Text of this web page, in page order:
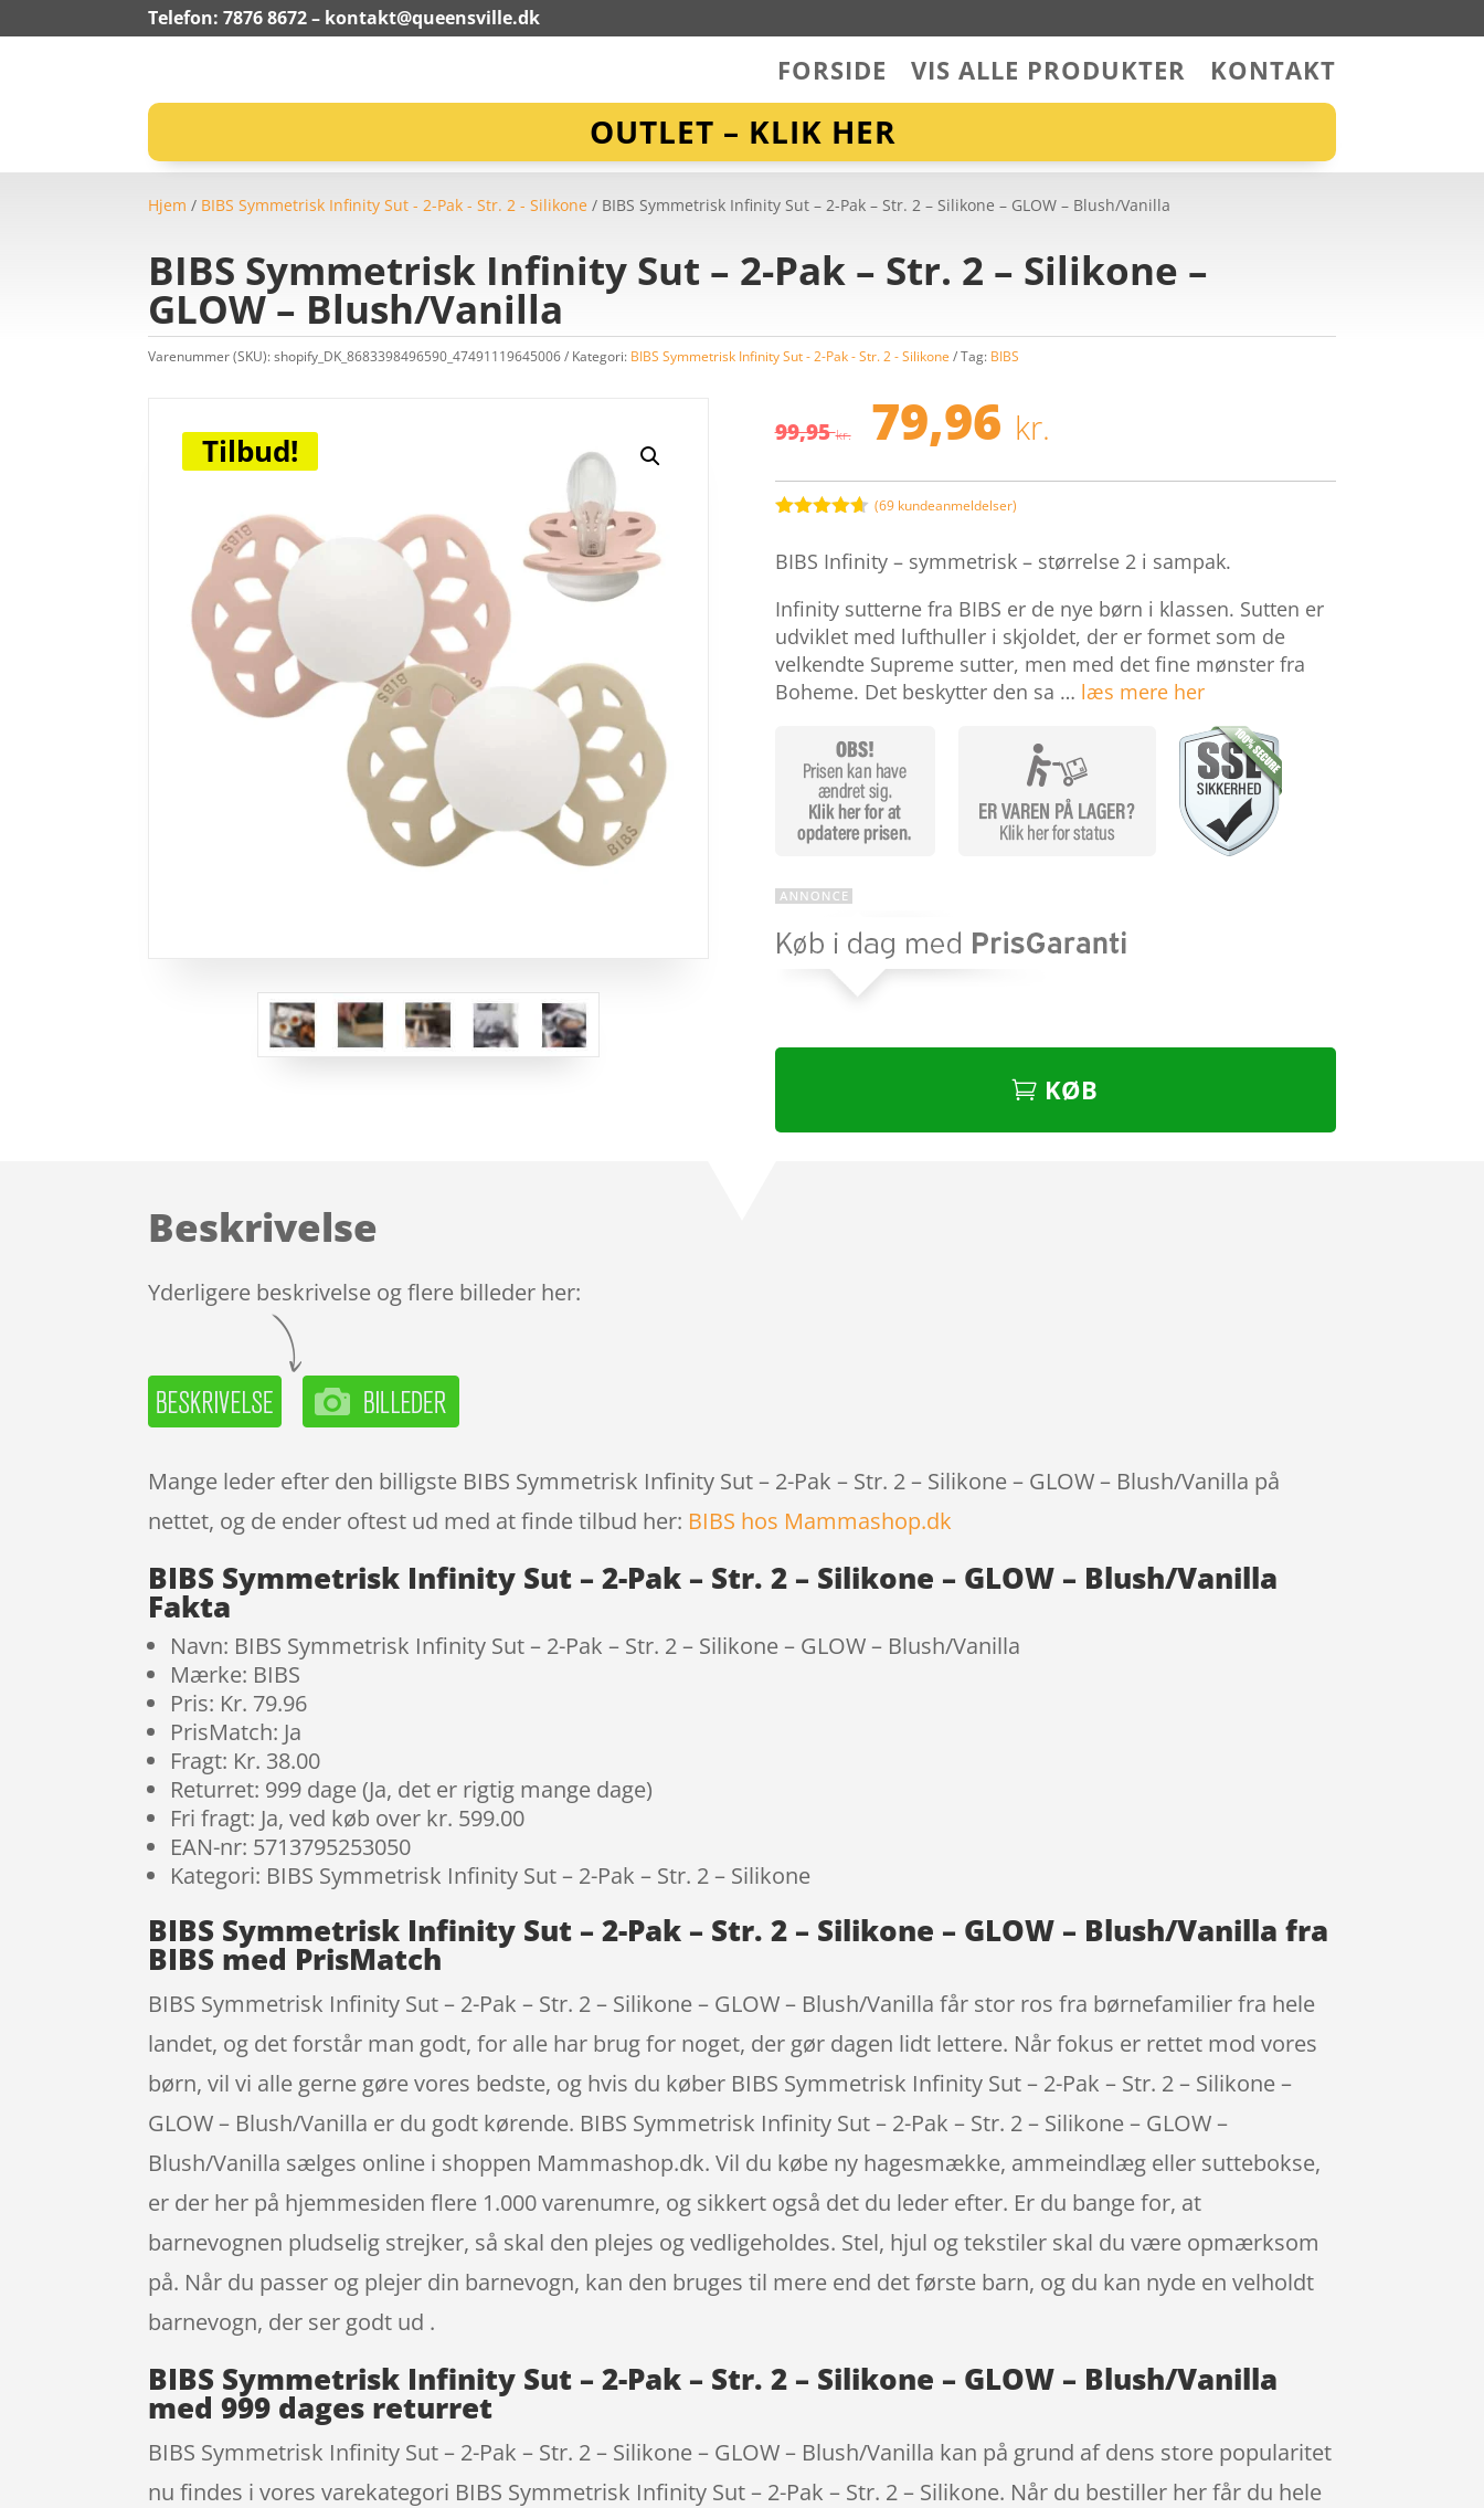
Telefon: 7876 8672 – kontakt@queensville.dk
FORSIDE VIS ALLE PRODUKTER KONTAKT
OUTLET – KLIK HER
Hjem / BIBS Symmetrisk Infinity Sut - 2-Pak - Str. 2 - Silikone / BIBS Symmetrisk Infinity Sut – 2-Pak – Str. 2 – Silikone – GLOW – Blush/Vanilla
BIBS Symmetrisk Infinity Sut – 2-Pak – Str. 2 – Silikone –
GLOW – Blush/Vanilla
Varenummer (SKU):shopify_DK_8683398496590_47491119645006 Kategori: BIBS Symmetrisk Infinity Sut - 2-Pak - Str. 2 - Silikone Tag: BIBS
Tilbud! 99,95kr. Den
oprindelige
pris
var:
99,95 kr..
79,96 kr.pris
er:
79,96 kr..
ud af 5
kundebedø
mmelser
(69kundeanmeldelser)
BIBS Infinity – symmetrisk – størrelse 2 i sampak.
Infinity sutterne fra BIBS er de nye børn i klassen. Sutten er
udviklet med lufthuller i skjoldet, der er formet som de
velkendte Supreme sutter, men med det fine mønster fra
Boheme. Det beskytter den sa … læs mere her
KØB
Beskrivelse
Yderligere beskrivelse og flere billeder her:
Mange leder efter den billigste BIBS Symmetrisk Infinity Sut – 2-Pak – Str. 2 – Silikone – GLOW – Blush/Vanilla på
nettet, og de ender oftest ud med at finde tilbud her: BIBS hos Mammashop.dk
BIBS Symmetrisk Infinity Sut – 2-Pak – Str. 2 – Silikone – GLOW – Blush/Vanilla
Fakta
Navn: BIBS Symmetrisk Infinity Sut – 2-Pak – Str. 2 – Silikone – GLOW – Blush/Vanilla
Mærke: BIBS
Pris: Kr. 79.96
PrisMatch: Ja
Fragt: Kr. 38.00
Returret: 999 dage (Ja, det er rigtig mange dage)
Fri fragt: Ja, ved køb over kr. 599.00
EAN-nr: 5713795253050
Kategori: BIBS Symmetrisk Infinity Sut – 2-Pak – Str. 2 – Silikone
BIBS Symmetrisk Infinity Sut – 2-Pak – Str. 2 – Silikone – GLOW – Blush/Vanilla fra
BIBS med PrisMatch
BIBS Symmetrisk Infinity Sut – 2-Pak – Str. 2 – Silikone – GLOW – Blush/Vanilla får stor ros fra børnefamilier fra hele
landet, og det forstår man godt, for alle har brug for noget, der gør dagen lidt lettere. Når fokus er rettet mod vores
børn, vil vi alle gerne gøre vores bedste, og hvis du køber BIBS Symmetrisk Infinity Sut – 2-Pak – Str. 2 – Silikone –
GLOW – Blush/Vanilla er du godt kørende. BIBS Symmetrisk Infinity Sut – 2-Pak – Str. 2 – Silikone – GLOW –
Blush/Vanilla sælges online i shoppen Mammashop.dk. Vil du købe ny hagesmække, ammeindlæg eller suttebokse,
er der her på hjemmesiden flere 1.000 varenumre, og sikkert også det du leder efter. Er du bange for, at
barnevognen pludselig strejker, så skal den plejes og vedligeholdes. Stel, hjul og tekstiler skal du være opmærksom
på. Når du passer og plejer din barnevogn, kan den bruges til mere end det første barn, og du kan nyde en velholdt
barnevogn, der ser godt ud .
BIBS Symmetrisk Infinity Sut – 2-Pak – Str. 2 – Silikone – GLOW – Blush/Vanilla
med 999 dages returret
BIBS Symmetrisk Infinity Sut – 2-Pak – Str. 2 – Silikone – GLOW – Blush/Vanilla kan på grund af dens store popularitet
nu findes i vores varekategori BIBS Symmetrisk Infinity Sut – 2-Pak – Str. 2 – Silikone. Når du bestiller her får du hele